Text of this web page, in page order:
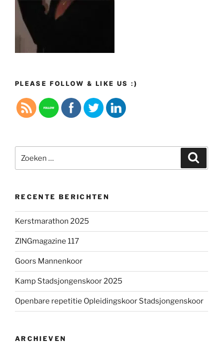
PLEASE FOLLOW & LIKE US :)
naar:
RECENTE BERICHTEN
Kerstmarathon 2025
ZINGmagazine 117
Goors Mannenkoor
Kamp Stadsjongenskoor 2025
Openbare repetitie Opleidingskoor Stadsjongenskoor
ARCHIEVEN